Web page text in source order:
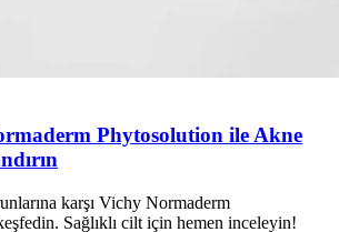
Phytosolution ile Akne
karşı Vichy Normaderm
Sağlıklı cilt için hemen inceleyin!